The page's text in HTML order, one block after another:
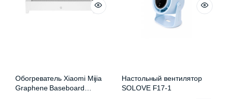
Обогреватель Xiaomi Mijia
Graphene Baseboard
Настольный вентилятор
SOLOVE F17-1